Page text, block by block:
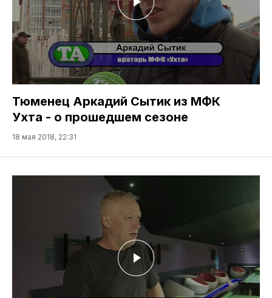
Тюменец Аркадий Сытик из МФК
Ухта - о прошедшем сезоне
18 мая 2018, 22:31